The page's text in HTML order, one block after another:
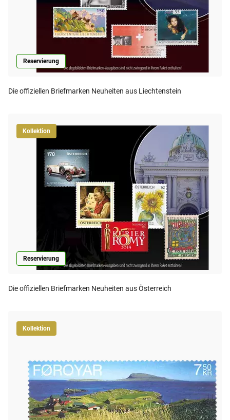
Reservierung
Die offiziellen Briefmarken Neuheiten aus Liechtenstein
Kollektion
Reservierung
Die offiziellen Briefmarken Neuheiten aus Österreich
Kollektion